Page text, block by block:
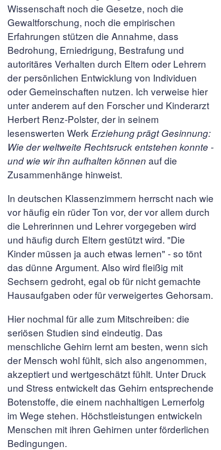
Wissenschaft noch die Gesetze, noch die
Gewaltforschung, noch die empirischen
Erfahrungen stützen die Annahme, dass
Bedrohung, Erniedrigung, Bestrafung und
autoritäres Verhalten durch Eltern oder Lehrern
der persönlichen Entwicklung von Individuen
oder Gemeinschaften nutzen. Ich verweise hier
unter anderem auf den Forscher und Kinderarzt
Herbert Renz-Polster, der in seinem
lesenswerten Werk Erziehung prägt Gesinnung:
Wie der weltweite Rechtsruck entstehen konnte -
und wie wir ihn aufhalten können auf die
Zusammenhänge hinweist.
In deutschen Klassenzimmern herrscht nach wie
vor häufig ein rüder Ton vor, der vor allem durch
die Lehrerinnen und Lehrer vorgegeben wird
und häufig durch Eltern gestützt wird. "Die
Kinder müssen ja auch etwas lernen" - so tönt
das dünne Argument. Also wird fleißig mit
Sechsern gedroht, egal ob für nicht gemachte
Hausaufgaben oder für verweigertes Gehorsam.
Hier nochmal für alle zum Mitschreiben: die
seriösen Studien sind eindeutig. Das
menschliche Gehirn lernt am besten, wenn sich
der Mensch wohl fühlt, sich also angenommen,
akzeptiert und wertgeschätzt fühlt. Unter Druck
und Stress entwickelt das Gehirn entsprechende
Botenstoffe, die einem nachhaltigen Lernerfolg
im Wege stehen. Höchstleistungen entwickeln
Menschen mit ihren Gehirnen unter förderlichen
Bedingungen.